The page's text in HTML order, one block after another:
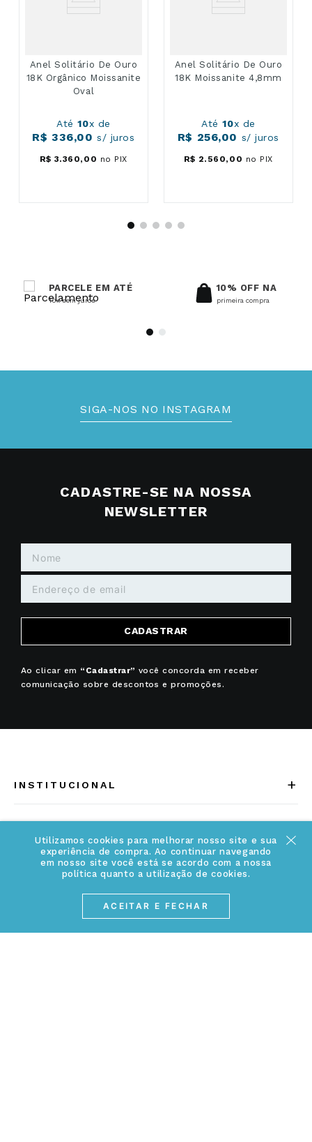
Utilizamos cookies para melhorar nosso site e sua
experiência de compra. Ao continuar navegando
em nosso site você está se acordo com a nossa
política quanto a utilização de cookies.
ACEITAR E FECHAR
Anel Solitário De Ouro
18K Orgânico Moissanite
Oval
Até10x de
R$ 336,00 s/ juros
R$ 3.360, 00 no PIX
Anel Solitário De Ouro
18K Moissanite 4,8mm
Até10x de
R$ 256,00 s/ juros
R$ 2. 560, 00 no PIX
PARCELE EM ATÉ
10x sem juros
10% OFF NA
primeira compra
SIGA-NOS NO INSTAGRAM
CADASTRE-SE NA NOSSA
NEWSLETTER
CADASTRAR
Ao clicar em “Cadastrar” você concorda em receber
comunicação sobre descontos e promoções.
INSTITUCIONAL +
Acesse Nosso Blog
Fale Conosco
Conheça a linha MVNDOS
+
Cuidados Especiais
Política de Troca e Devolução
Política de Privacidade
ATENDIMENTO